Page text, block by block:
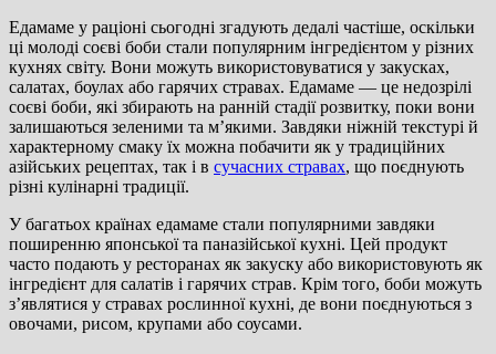
Едамаме у раціоні сьогодні згадують дедалі частіше, оскільки
ці молоді соєві боби стали популярним інгредієнтом у різних
кухнях світу. Вони можуть використовуватися у закусках,
салатах, боулах або гарячих стравах. Едамаме — це недозрілі
соєві боби, які збирають на ранній стадії розвитку, поки вони
залишаються зеленими та м’якими. Завдяки ніжній текстурі й
характерному смаку їх можна побачити як у традиційних
азійських рецептах, так і в сучасних стравах, що поєднують
різні кулінарні традиції.
У багатьох країнах едамаме стали популярними завдяки
поширенню японської та паназійської кухні. Цей продукт
часто подають у ресторанах як закуску або використовують як
інгредієнт для салатів і гарячих страв. Крім того, боби можуть
з’являтися у стравах рослинної кухні, де вони поєднуються з
овочами, рисом, крупами або соусами.